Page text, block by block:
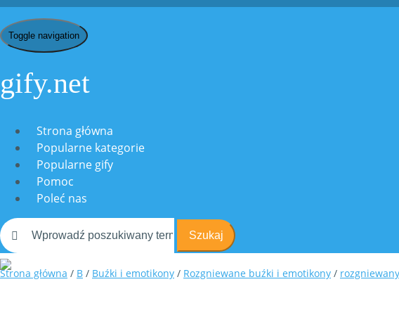
Toggle navigation
gify.net
Strona główna
Popularne kategorie
Popularne gify
Pomoc
Poleć nas
Szukaj
Strona główna / B / Buźki i emotikony / Rozgniewane buźki i emotikony /